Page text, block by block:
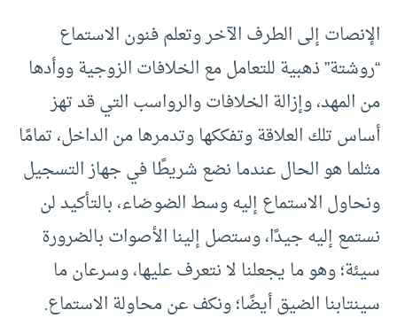
الإنصات إلى الطرف الآخر وتعلم فنون الاستماع
“روشتة” ذهبية للتعامل مع الخلافات الزوجية ووأدها
من المهد، وإزالة الخلافات والرواسب التي قد تهز
أساس تلك العلاقة وتفككها وتدمرها من الداخل، تمامًا
مثلما هو الحال عندما نضع شريطًا في جهاز التسجيل
ونحاول الاستماع إليه وسط الضوضاء، بالتأكيد لن
نستمع إليه جيدًا، وستصل إلينا الأصوات بالضرورة
سيئة؛ وهو ما يجعلنا لا نتعرف عليها، وسرعان ما
سينتابنا الضيق أيضًا؛ ونكف عن محاولة الاستماع.